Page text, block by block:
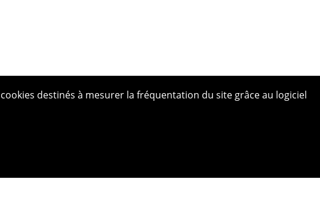
destinés à mesurer la fréquentation du site grâce au logiciel